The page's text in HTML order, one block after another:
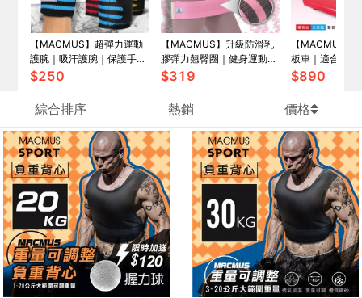
【MACMUS】超彈力運動
護腕｜吸汗護腕｜保護手腕
避免手腕大動作活動｜隨時
$250
【MACMUS】升級防滑乳
膠彈力翹臀圈｜健身運動、
深蹲、瑜珈｜阻力圈虐臀圈
$319
【MACMUS】
板車｜適合3-
兩入裝
$890
綜合排序 熱銷 價格